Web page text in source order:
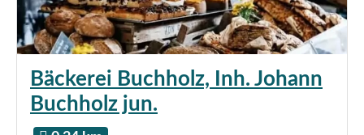
Bäckerei Buchholz, Inh. Johann
Buchholz jun.